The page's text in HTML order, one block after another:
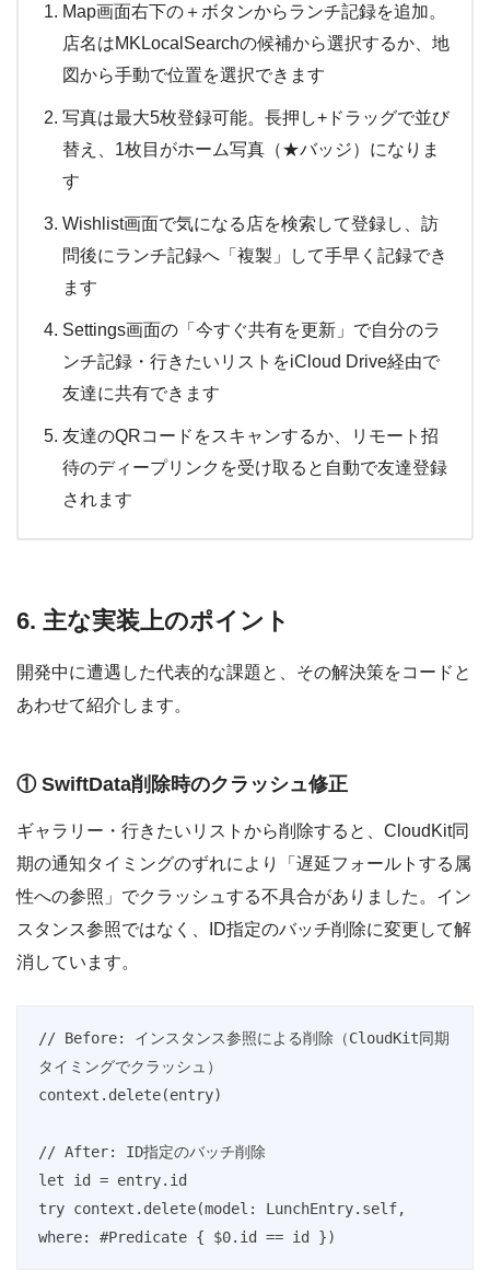
Map画面右下の＋ボタンからランチ記録を追加。
店名はMKLocalSearchの候補から選択するか、地
図から手動で位置を選択できます
写真は最大5枚登録可能。長押し+ドラッグで並び
替え、1枚目がホーム写真（★バッジ）になりま
す
Wishlist画面で気になる店を検索して登録し、訪
問後にランチ記録へ「複製」して手早く記録でき
ます
Settings画面の「今すぐ共有を更新」で自分のラ
ンチ記録・行きたいリストをiCloud Drive経由で
友達に共有できます
友達のQRコードをスキャンするか、リモート招
待のディープリンクを受け取ると自動で友達登録
されます
6. 主な実装上のポイント
開発中に遭遇した代表的な課題と、その解決策をコードと
あわせて紹介します。
① SwiftData削除時のクラッシュ修正
ギャラリー・行きたいリストから削除すると、CloudKit同
期の通知タイミングのずれにより「遅延フォールトする属
性への参照」でクラッシュする不具合がありました。イン
スタンス参照ではなく、ID指定のバッチ削除に変更して解
消しています。
// Before: インスタンス参照による削除（CloudKit同期
タイミングでクラッシュ）
context.delete(entry)
// After: ID指定のバッチ削除
let id = entry.id
try context.delete(model: LunchEntry.self,
where: #Predicate { $0.id == id })